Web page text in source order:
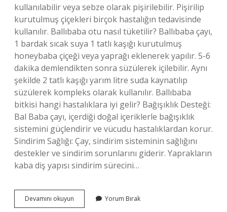
kullanılabilir veya sebze olarak pişirilebilir. Pişirilip
kurutulmuş çiçekleri birçok hastalığın tedavisinde
kullanılır. Ballıbaba otu nasıl tüketilir? Ballıbaba çayı,
1 bardak sıcak suya 1 tatlı kaşığı kurutulmuş
honeybaba çiçeği veya yaprağı eklenerek yapılır. 5-6
dakika demlendikten sonra süzülerek içilebilir. Aynı
şekilde 2 tatlı kaşığı yarım litre suda kaynatılıp
süzülerek kompleks olarak kullanılır. Ballıbaba
bitkisi hangi hastalıklara iyi gelir? Bağışıklık Desteği:
Bal Baba çayı, içerdiği doğal içeriklerle bağışıklık
sistemini güçlendirir ve vücudu hastalıklardan korur.
Sindirim Sağlığı: Çay, sindirim sisteminin sağlığını
destekler ve sindirim sorunlarını giderir. Yaprakların
kaba diş yapısı sindirim sürecini…
Devamını okuyun Ballıbaba
Otunun
Yorum Bırak